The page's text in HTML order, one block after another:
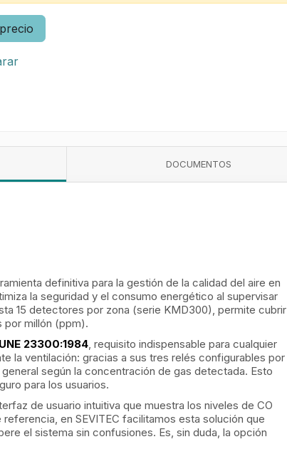
DOCUMENTOS
definitiva para la gestión de la calidad del aire en
la seguridad y el consumo energético al supervisar
15 detectores por zona (serie KMD300), permite cubrir
por millón (ppm).
UNE 23300:1984, requisito indispensable para cualquier
la ventilación: gracias a sus tres relés configurables por
según la concentración de gas detectada. Esto
para los usuarios.
de usuario intuitiva que muestra los niveles de CO
referencia, en SEVITEC facilitamos esta solución que
el sistema sin confusiones. Es, sin duda, la opción